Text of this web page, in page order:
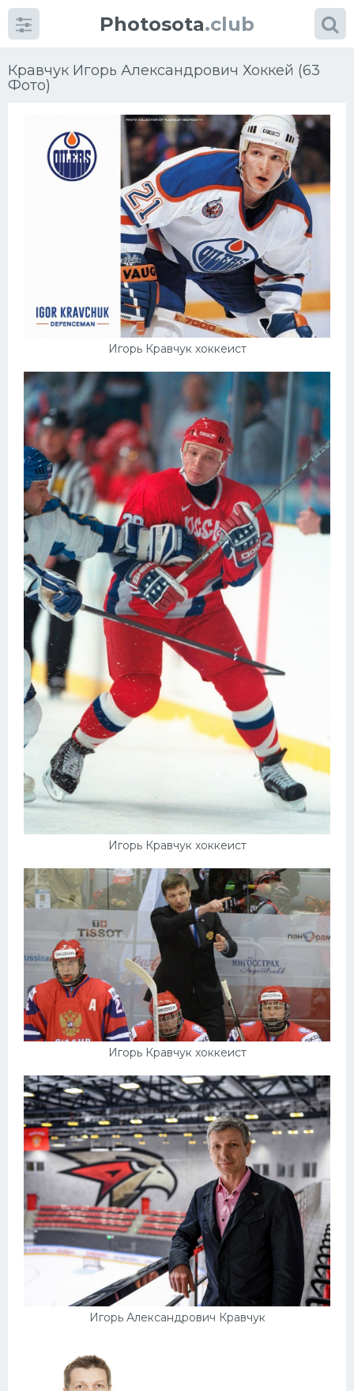
Photosota.club
Кравчук Игорь Александрович Хоккей (63
Фото)
Игорь Кравчук хоккеист
Игорь Кравчук хоккеист
Игорь Кравчук хоккеист
Игорь Александрович Кравчук
КатегорииФото
Хоккей
Конькобежный спорт
Тренажеры
Интерьер квартиры